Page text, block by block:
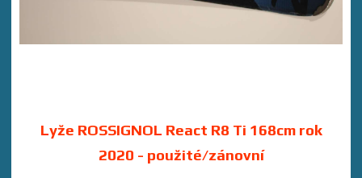
Lyže ROSSIGNOL React R8 Ti 168cm rok
2020 - použité/zánovní